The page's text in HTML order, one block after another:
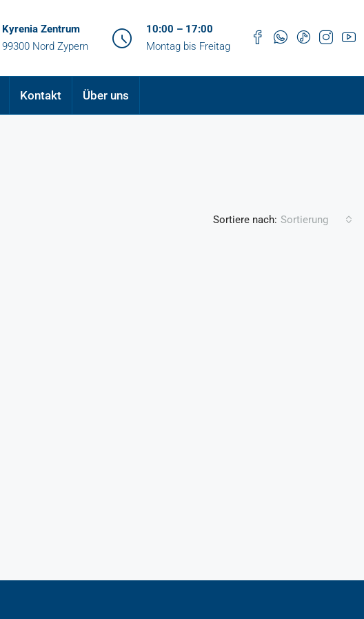
Kyrenia Zentrum
99300 Nord Zypern
10:00 – 17:00
Montag bis Freitag
Kontakt Über uns
Sortiere nach: Sortierung